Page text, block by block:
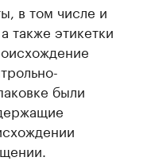
в том числе и
также этикетки
были